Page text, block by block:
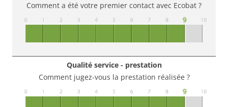
Comment a été votre premier contact avec Ecobat ?
Qualité service - prestation
Comment jugez-vous la prestation réalisée ?